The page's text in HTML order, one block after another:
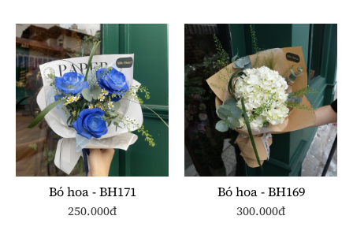
Bó hoa - BH171
250.000đ
Bó hoa - BH169
300.000đ